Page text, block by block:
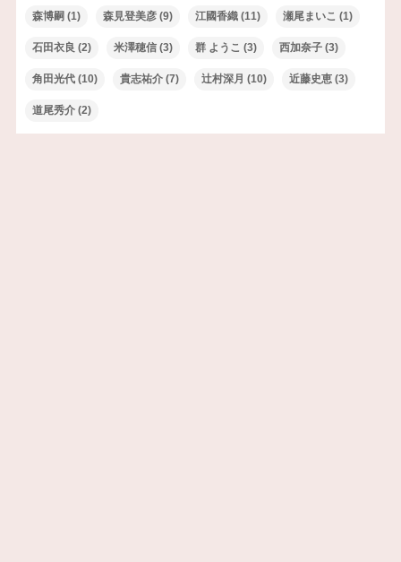
森博嗣 (1) 森見登美彦(9) 江國香織(11) 瀬尾まいこ (1)
石田衣良 (2) 米澤穂信(3) 群 ようこ (3) 西加奈子(3)
角田光代(10) 貴志祐介(7) 辻村深月 (10) 近藤史恵(3)
道尾秀介(2)